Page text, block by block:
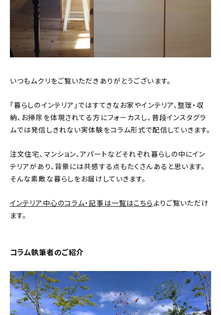
暮らし
daily mukuri/ アイテム
カテゴリー一覧
新着記事
人気の記事
おすすめの記事
インテリア
日用品
ギフト
キッズ
いつもムクリをご覧いただきありがとうございます。
「暮らしのインテリア」ではすてきなお家やインテリア、整理・収
納、お掃除を体現されてる方にフォーカスし、普段インスタグラ
ムでは発信しきれない実体験をコラム形式で配信していきます。
注文住宅、マンション、アパートなどそれぞれ暮らしの中にイン
テリアがあり、背景には共感する点もたくさんあると思います。
そんな素敵な暮らしをお届けしていきます。
インテリア中心のコラム・記事は一覧はこちら よりご覧いただけ
ます。
コラム執筆者のご紹介